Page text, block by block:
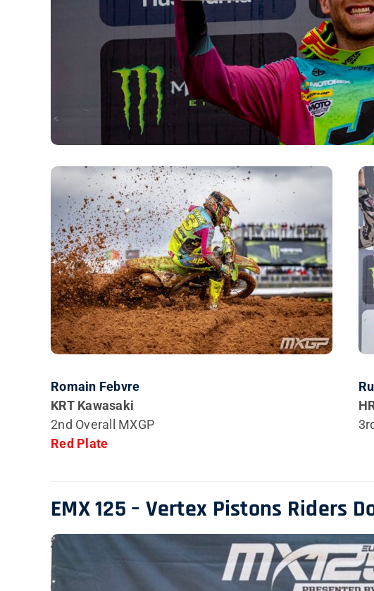
Romain Febvre
KRT Kawasaki
2nd Overall MXGP
Red Plate
EMX 125 – Vertex Pistons Riders